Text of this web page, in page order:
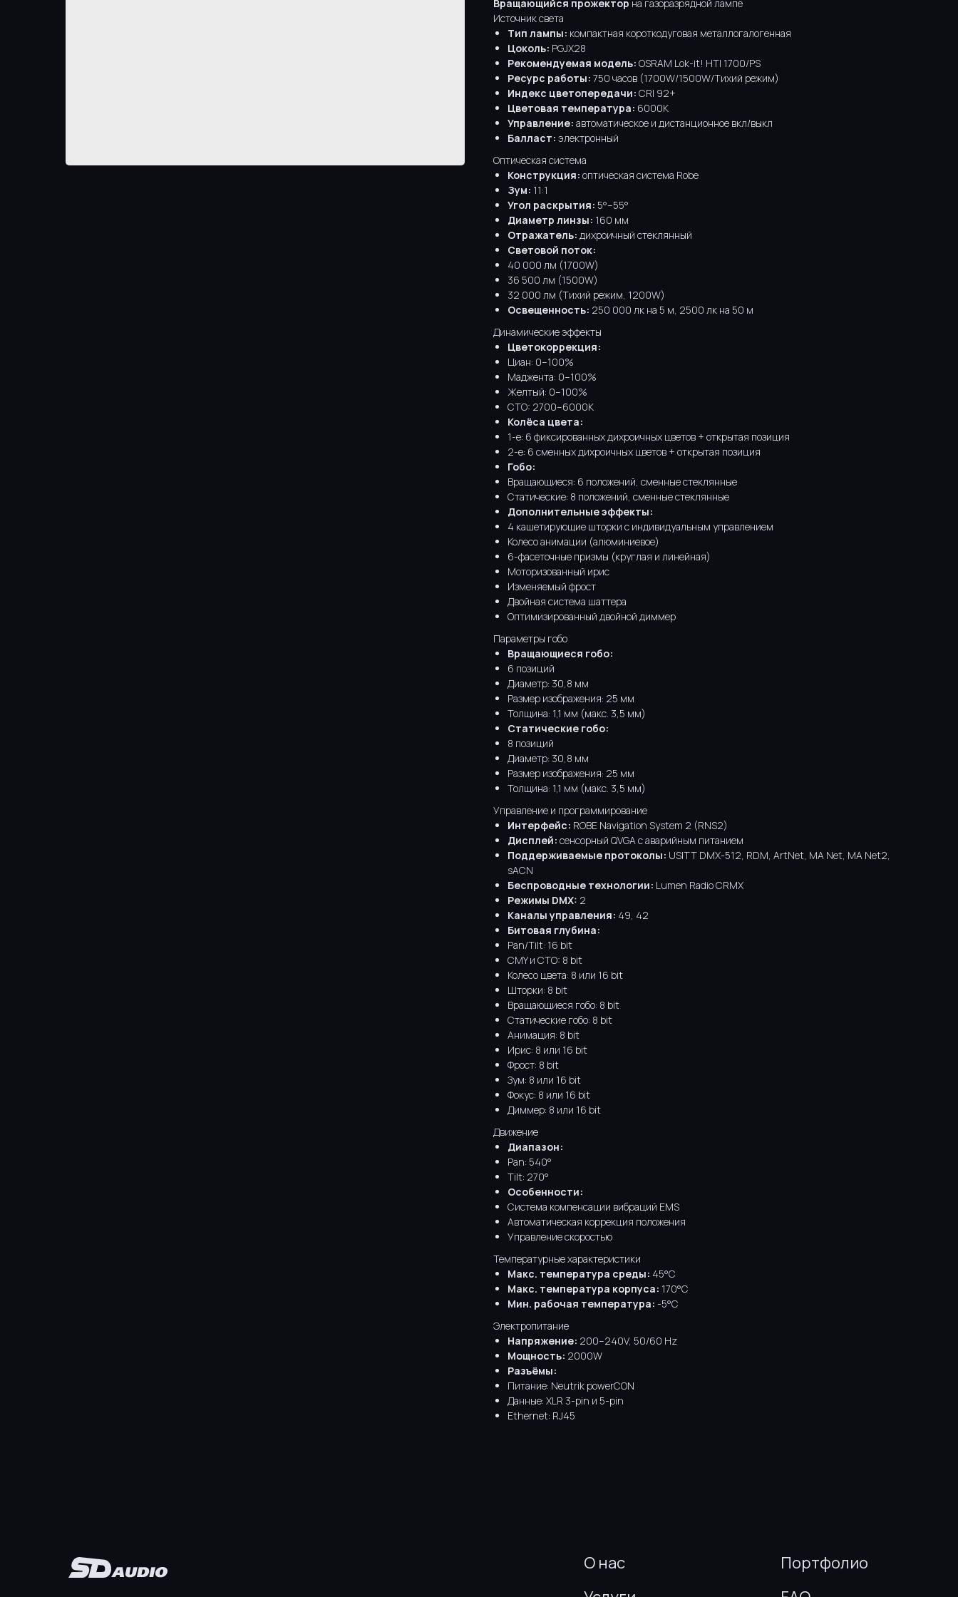
Вращающийся прожектор на газоразрядной лампе
Источник света
Тип лампы: компактная короткодуговая металлогалогенная
Цоколь: PGJX28
Рекомендуемая модель: OSRAM Lok-it! HTI 1700/PS
Ресурс работы: 750 часов (1700W/1500W/Тихий режим)
Индекс цветопередачи: CRI 92+
Цветовая температура: 6000K
Управление: автоматическое и дистанционное вкл/выкл
Балласт: электронный
Оптическая система
Конструкция: оптическая система Robe
Зум: 11:1
Угол раскрытия: 5°–55°
Диаметр линзы: 160 мм
Отражатель: дихроичный стеклянный
Световой поток:
40 000 лм (1700W)
36 500 лм (1500W)
32 000 лм (Тихий режим, 1200W)
Освещенность: 250 000 лк на 5 м, 2500 лк на 50 м
Динамические эффекты
Цветокоррекция:
Циан: 0–100%
Маджента: 0–100%
Желтый: 0–100%
CTO: 2700–6000K
Колёса цвета:
1-е: 6 фиксированных дихроичных цветов + открытая позиция
2-е: 6 сменных дихроичных цветов + открытая позиция
Гобо:
Вращающиеся: 6 положений, сменные стеклянные
Статические: 8 положений, сменные стеклянные
Дополнительные эффекты:
4 кашетирующие шторки с индивидуальным управлением
Колесо анимации (алюминиевое)
6-фасеточные призмы (круглая и линейная)
Моторизованный ирис
Изменяемый фрост
Двойная система шаттера
Оптимизированный двойной диммер
Параметры гобо
Вращающиеся гобо:
6 позиций
Диаметр: 30,8 мм
Размер изображения: 25 мм
Толщина: 1,1 мм (макс. 3,5 мм)
Статические гобо:
8 позиций
Диаметр: 30,8 мм
Размер изображения: 25 мм
Толщина: 1,1 мм (макс. 3,5 мм)
Управление и программирование
Интерфейс: ROBE Navigation System 2 (RNS2)
Дисплей: сенсорный QVGA с аварийным питанием
Поддерживаемые протоколы: USITT DMX-512, RDM, ArtNet, MA Net, MA Net2,
sACN
Беспроводные технологии: Lumen Radio CRMX
Режимы DMX: 2
Каналы управления: 49, 42
Битовая глубина:
Pan/Tilt: 16 bit
CMY и CTO: 8 bit
Колесо цвета: 8 или 16 bit
Шторки: 8 bit
Вращающиеся гобо: 8 bit
Статические гобо: 8 bit
Анимация: 8 bit
Ирис: 8 или 16 bit
Фрост: 8 bit
Зум: 8 или 16 bit
Фокус: 8 или 16 bit
Диммер: 8 или 16 bit
Движение
Диапазон:
Pan: 540°
Tilt: 270°
Особенности:
Система компенсации вибраций EMS
Автоматическая коррекция положения
Управление скоростью
Температурные характеристики
Макс. температура среды: 45°C
Макс. температура корпуса: 170°C
Мин. рабочая температура: -5°C
Электропитание
Напряжение: 200–240V, 50/60 Hz
Мощность: 2000W
Разъёмы:
Питание: Neutrik powerCON
Данные: XLR 3-pin и 5-pin
Ethernet: RJ45
Портфолио
О нас